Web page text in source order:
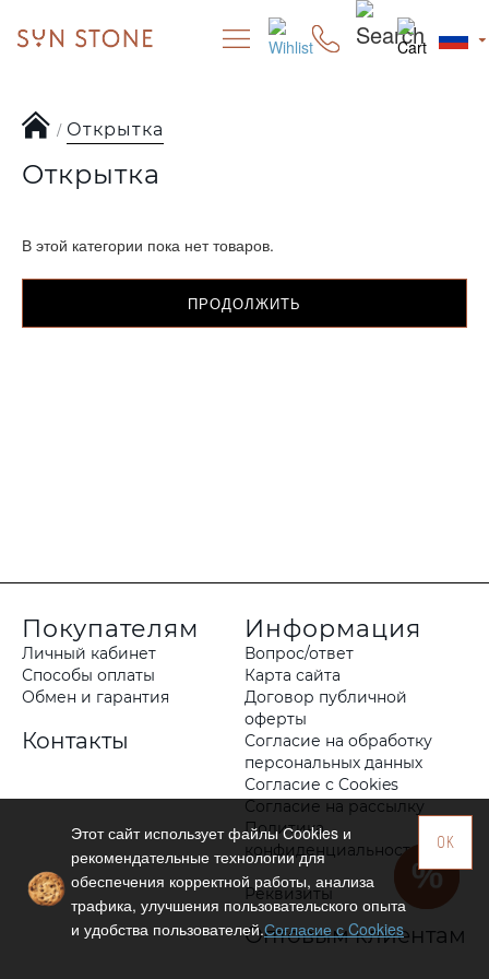
Открытка
Открытка
В этой категории пока нет товаров.
ПРОДОЛЖИТЬ
Покупателям
Личный кабинет
Способы оплаты
Обмен и гарантия
Контакты
Информация
Вопрос/ответ
Карта сайта
Договор публичной
оферты
Согласие на обработку
персональных данных
Согласие с Cookies
Согласие на рассылку
Политика
конфиденциальности
Реквизиты
Оптовым клиентам
OK
Этот сайт использует файлы Сookies и
рекомендательные технологии для
обеспечения корректной работы, анализа
трафика, улучшения пользовательского опыта
и удобства пользователей.Согласие с Cookies